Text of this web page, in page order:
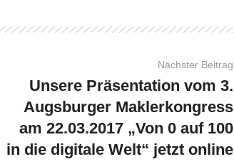
Nächster Beitrag
Unsere Präsentation vom 3.
Augsburger Maklerkongress
am 22.03.2017 „Von 0 auf 100
in die digitale Welt“ jetzt online